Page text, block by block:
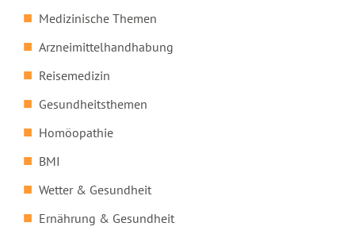
Medizinische Themen
Arzneimittelhandhabung
Reisemedizin
Gesundheitsthemen
Homöopathie
BMI
Wetter & Gesundheit
Ernährung & Gesundheit